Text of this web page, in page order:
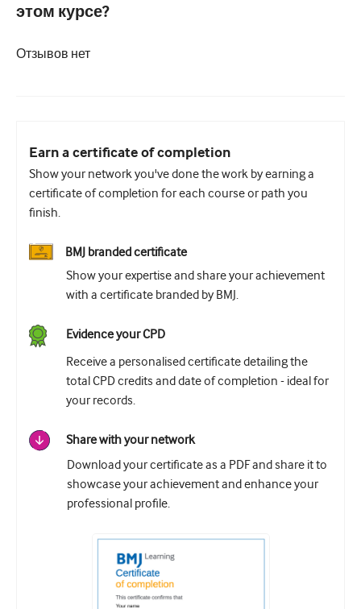
Улучшение качества
Радиология/Визуализация
Сексуальное здоровье
Операция
Урология
Женское здоровье
этом курсе?
Отзывов нет
Earn a certificate of completion
Show your network you've done the work by earning a
certificate of completion for each course or path you
finish.
BMJ branded certificate
Show your expertise and share your achievement
with a certificate branded by BMJ.
Evidence your CPD
Receive a personalised certificate detailing the
total CPD credits and date of completion - ideal for
your records.
Share with your network
Download your certificate as a PDF and share it to
showcase your achievement and enhance your
professional profile.